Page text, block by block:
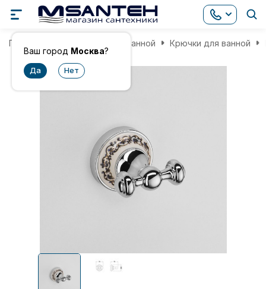
Ваш город Москва?
Главная Аксессуары для ванной Крючки для ванной